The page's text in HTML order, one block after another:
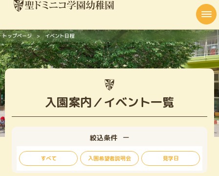
幼稚園のご案内
幼稚園の教育
入園案内
アクセス
資料請求・お問い合わせ
トップページ イベント日程
入園案内／イベント一覧
絞込条件
すべて 入園希望者説明会 見学日